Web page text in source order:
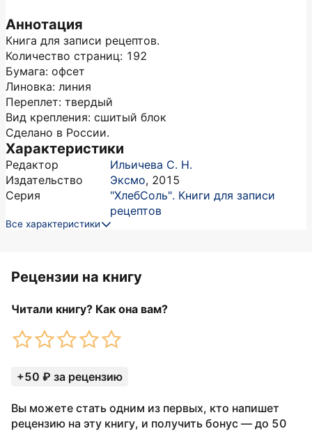
Аннотация
Книга для записи рецептов.
Количество страниц: 192
Бумага: офсет
Линовка: линия
Переплет: твердый
Вид крепления: сшитый блок
Сделано в России.
Характеристики
Редактор
Ильичева С. Н.
Издательство
Эксмо, 2015
Серия
"ХлебСоль". Книги для записи
рецептов
Все характеристики
Рецензии на книгу
Читали книгу? Как она вам?
+50 ₽ за рецензию
Вы можете стать одним из первых, кто напишет
рецензию на эту книгу, и получить бонус — до 50